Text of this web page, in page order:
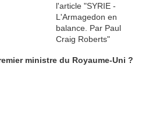
ministre du Royaume-Uni ?